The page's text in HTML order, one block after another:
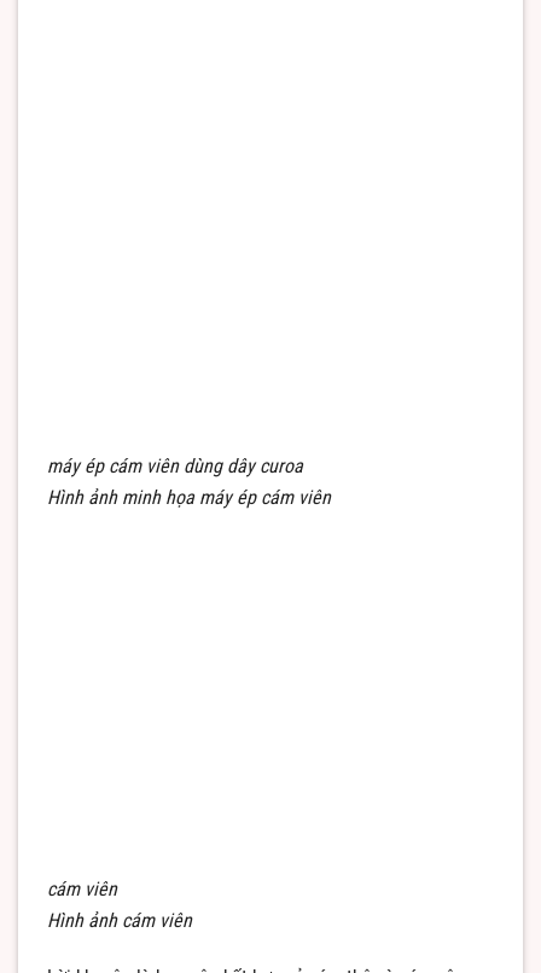
máy ép cám viên dùng dây curoa
Hình ảnh minh họa máy ép cám viên
cám viên
Hình ảnh cám viên